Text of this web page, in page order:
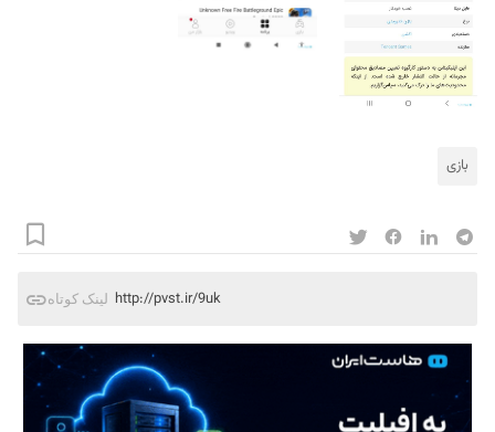
بازی
لینک کوتاه http://pvst.ir/9uk